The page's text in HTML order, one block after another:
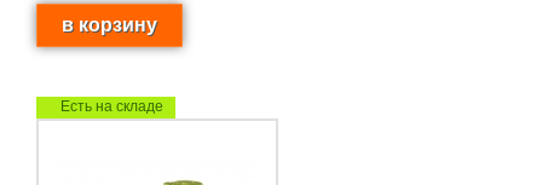
Есть на складе